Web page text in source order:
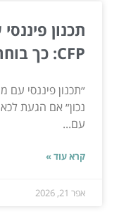
תכנון
CFP: כך בוחרים נכון
נכון״ אם הגעת
עם...
קרא עוד »
אפר 21, 2026